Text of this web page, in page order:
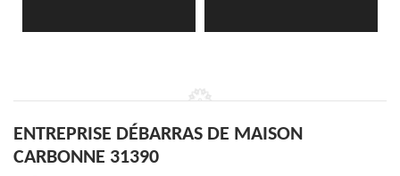
ENTREPRISE DÉBARRAS DE MAISON
CARBONNE 31390